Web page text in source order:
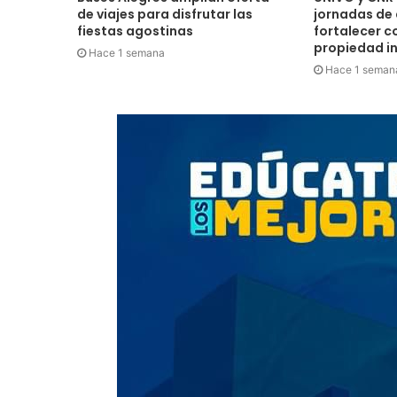
de viajes para disfrutar las
fiestas agostinas
Hace 1 semana
jornadas
fortalecer
propiedad
Hace 1